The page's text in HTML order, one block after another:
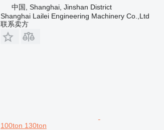
中国, Shanghai, Jinshan District
Shanghai Lailei Engineering Machinery Co.,Ltd
联系卖方
100ton 130ton